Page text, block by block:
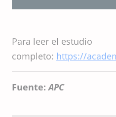
Para leer el estudio
completo: https://
Fuente:APC